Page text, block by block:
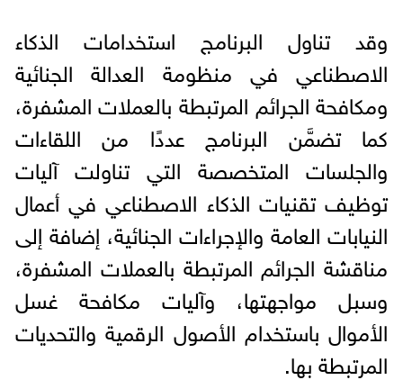
وقد تناول البرنامج استخدامات الذكاء
الاصطناعي في منظومة العدالة الجنائية
ومكافحة الجرائم المرتبطة بالعملات المشفرة،
كما تضمَّن البرنامج عددًا من اللقاءات
والجلسات المتخصصة التي تناولت آليات
توظيف تقنيات الذكاء الاصطناعي في أعمال
النيابات العامة والإجراءات الجنائية، إضافة إلى
مناقشة الجرائم المرتبطة بالعملات المشفرة،
وسبل مواجهتها، وآليات مكافحة غسل
الأموال باستخدام الأصول الرقمية والتحديات
المرتبطة بها.